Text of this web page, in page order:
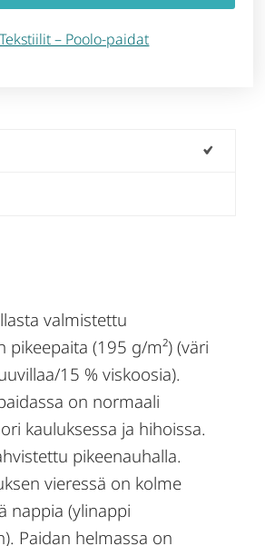
Tekstiilit – Poolo-paidat
valmistettu
pikeepaita (195 g/m²) (väri
15 % viskoosia).
on normaali
kauluksessa ja hihoissa.
pikeenauhalla.
vieressä on kolme
nappia (ylinappi
Paidan helmassa on